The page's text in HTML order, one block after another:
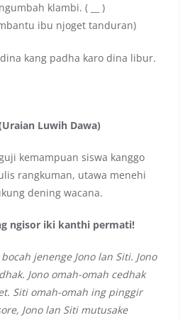
klambi. ( __ )
ibu njoget tanduran)
kang padha karo dina libur.
Luwih Dawa)
kemampuan siswa kanggo
rangkuman, utawa menehi
dening wacana.
ngisor iki kanthi permati!
jenenge Jono lan Siti. Jono
Jono omah-omah cedhak
Siti omah-omah ing pinggir
Jono lan Siti mutusake